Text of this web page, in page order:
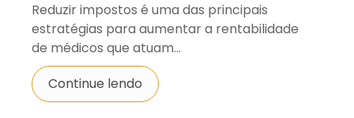
Reduzir impostos é uma das principais
estratégias para aumentar a rentabilidade
de médicos que atuam...
Continue lendo